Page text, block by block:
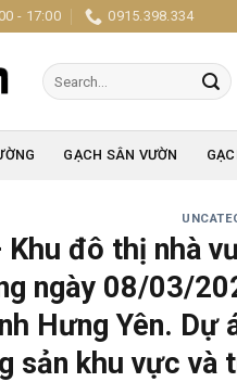
- 17:00 0915.398.334
Search
for:
GẠCH SÂN VƯỜN
đô thị nhà
ngày 08/03/
Hưng Yên.
sản khu vực và